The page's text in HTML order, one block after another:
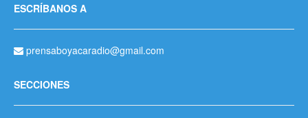
ESCRÍBANOS A
prensaboyacaradio@gmail.com
SECCIONES